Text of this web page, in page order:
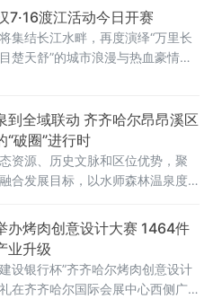
品牌在这个夏天格外耀眼。“天然
续“炙烤”模式，哈尔滨的清凉堪
7·16渡江活动今日开赛
集结长江水畔，再度演绎“万里长
楚天舒”的城市浪漫与热血豪情。
性。参赛选手均在武昌汉阳门1号
，个人抢渡长江挑战赛至汉阳南
程游程约1800米，经过十
到全域联动 齐齐哈尔昂昂溪区
“破圈”进行时
资源、历史文脉和区位优势，聚
合发展目标，以水师森林温泉度
流、历史街区、文物遗址多元文
单点运营、季节受限、业态分散
索特色化、全季节、全域化文旅
径，推动辖区文旅产业从单点景
业态联动升级，激活区域文
办烤肉创意设计大赛 1464件
业升级
设银行杯”齐齐哈尔烤肉创意设计
在齐齐哈尔国际会展中心西侧广